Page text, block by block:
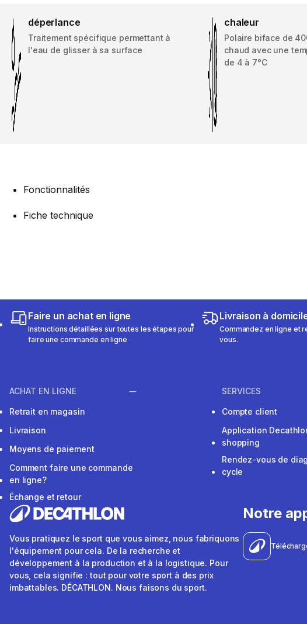
déperlance
Traitement spécifique permettant à
l'eau de glisser à sa surface
chaleur
Polaire biface de
chaud avec une
de 4 à 7°C
Fonctionnalités
Fiche technique
Faire un achat en ligne
Instructions détaillées sur toutes les étapes pour
faire une commande en ligne
Livraison à
Commandez en ligne et
vous.
ACHAT EN LIGNE
Retrait en magasin
Livraison
Moyens de paiement
Comment faire une commande
en ligne?
Échange et retour
SERVICES
Compte client
Application
shopping
Rendez-vous de
cycle
Vous pratiquez le sport que vous aimez, nous fabriquons
l'équipement pour cela. De la recherche et
développement à la production et à la logistique. Pour
vous, cela signifie : tout pour votre sport à des prix
imbattables. DÉCATHLON. Nous faisons du sport.
Notre